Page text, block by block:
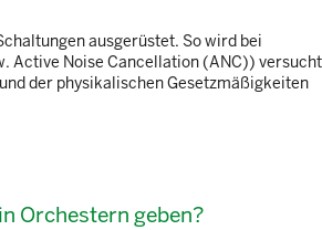
ausgerüstet. So wird bei
Active Noise Cancellation (ANC))
der physikalischen Gesetzmäßigkeiten
Orchestern geben?